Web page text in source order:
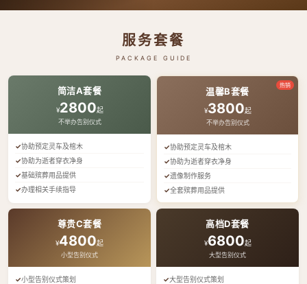
服务套餐
PACKAGE GUIDE
简洁A套餐
¥2800起
不举办告别仪式
协助预定灵车及棺木
协助为逝者穿衣净身
基础殡葬用品提供
办理相关手续指导
热销
温馨B套餐
¥3800起
不举办告别仪式
协助预定灵车及棺木
协助为逝者穿衣净身
遗像制作服务
全套殡葬用品提供
尊贵C套餐
¥4800起
小型告别仪式
小型告别仪式策划
高档D套餐
¥6800起
大型告别仪式
大型告别仪式策划